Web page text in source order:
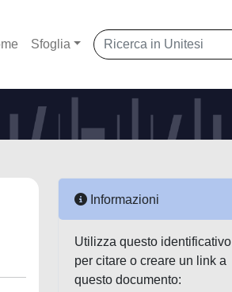
Sfoglia
Informazioni
Utilizza questo identificativo
per citare o creare un link a
questo documento: